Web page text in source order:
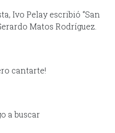
Ivo Pelay escribió “San
Matos Rodríguez.
cantarte!
a buscar